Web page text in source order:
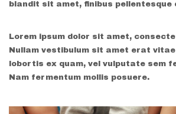
blandit sit amet, finibus pellentesque
Lorem ipsum dolor sit amet,
Nullam vestibulum sit amet erat vitae
lobortis ex quam, vel vulputate sem
Nam fermentum mollis posuere.